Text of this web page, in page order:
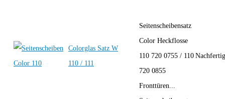
Colorglas Satz W
110 / 111
Seitenscheibensatz
Color Heckflosse
110 720 0755 / 110
720 0855
Fronttüren...